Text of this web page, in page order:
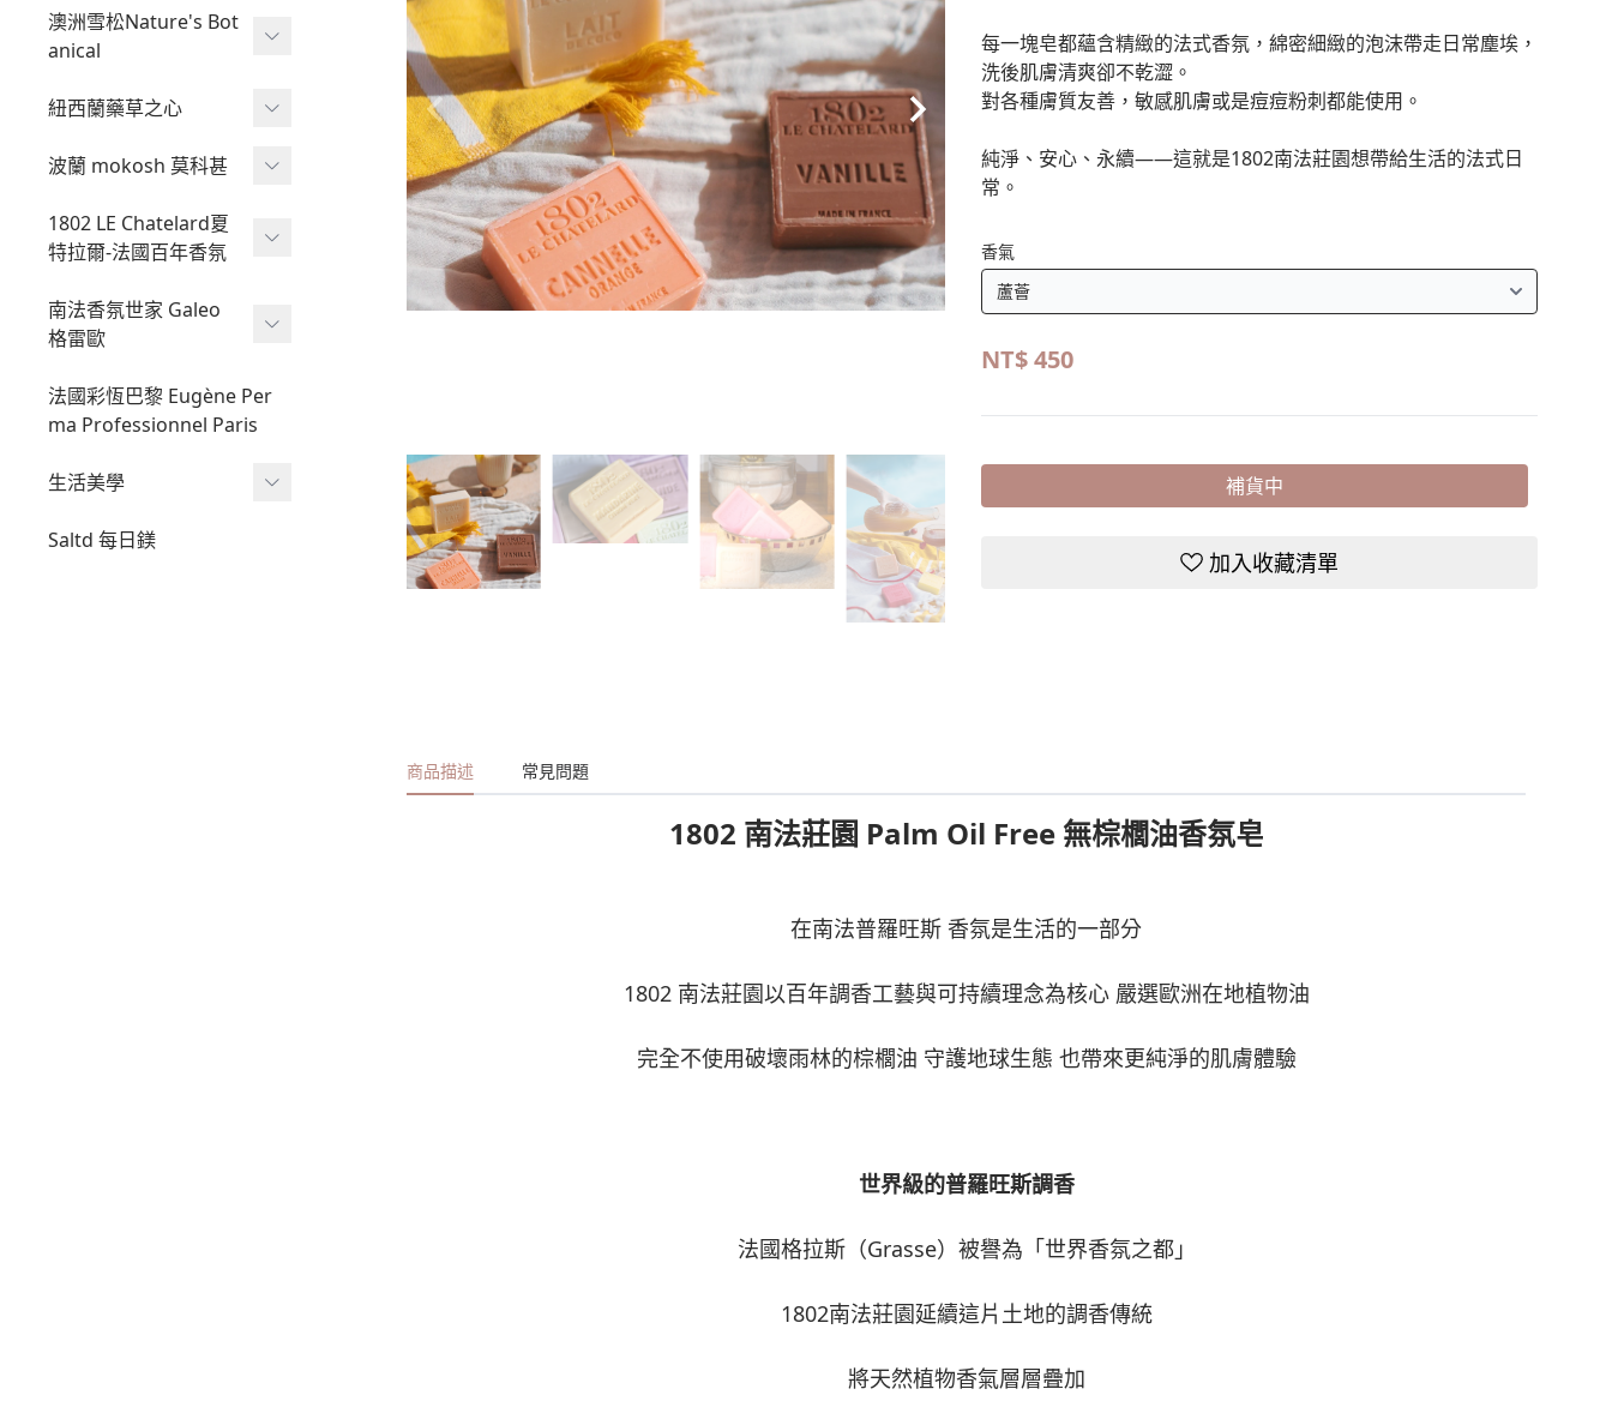
艾珂皂
艾珂髮皂
液態皂
有機皂
澳洲雪松Nature's Bot
anical
雪松組合專區
紐西蘭藥草之心
鎂的調理
波蘭 mokosh 莫科甚
Mokosh 琥珀檀香聖誕禮
盒
1802 LE Chatelard夏
特拉爾-法國百年香氛
舒眠噴霧
開運蠟燭
南法香氛世家 Galeo
格雷歐
香氛巧克力
masala線香
精油擴香
天然有機香茅防蚊噴霧
法國彩恆巴黎 Eugène Per
ma Professionnel Paris
生活美學
隨拍mini
Saltd 每日鎂
每一塊皂都蘊含精緻的法式香氛，綿密細緻的泡沫帶走日常塵埃，
洗後肌膚清爽卻不乾澀。
對各種膚質友善，敏感肌膚或是痘痘粉刺都能使用。
純淨、安心、永續——這就是1802南法莊園想帶給生活的法式日
常。
香氣
NT$450
補貨中
加入收藏清單
商品描述 常見問題
1802 南法莊園 Palm Oil Free 無棕櫚油香氛皂
在南法普羅旺斯 香氛是生活的一部分
1802 南法莊園以百年調香工藝與可持續理念為核心 嚴選歐洲在地植物油
完全不使用破壞雨林的棕櫚油 守護地球生態 也帶來更純淨的肌膚體驗
世界級的普羅旺斯調香
法國格拉斯（Grasse）被譽為「世界香氛之都」
1802南法莊園延續這片土地的調香傳統
將天然植物香氣層層疊加